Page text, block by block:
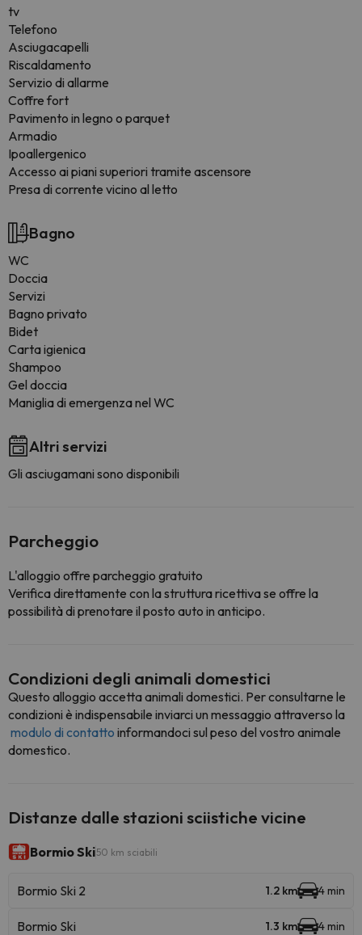
tv
Telefono
Asciugacapelli
Riscaldamento
Servizio di allarme
Coffre fort
Pavimento in legno o parquet
Armadio
Ipoallergenico
Accesso ai piani superiori tramite ascensore
Presa di corrente vicino al letto
Bagno
WC
Doccia
Servizi
Bagno privato
Bidet
Carta igienica
Shampoo
Gel doccia
Maniglia di emergenza nel WC
Altri servizi
Gli asciugamani sono disponibili
Parcheggio
L'alloggio offre parcheggio gratuito
Verifica direttamente con la struttura ricettiva se offre la
possibilità di prenotare il posto auto in anticipo.
Condizioni degli animali domestici
Questo alloggio accetta animali domestici. Per consultarne le
condizioni è indispensabile inviarci un messaggio attraverso la
modulo di contatto informandoci sul peso del vostro animale
domestico.
Distanze dalle stazioni sciistiche vicine
Bormio Ski50 km sciabili
Bormio Ski 2 1.2 km 4 min
Bormio Ski 1.3 km 4 min